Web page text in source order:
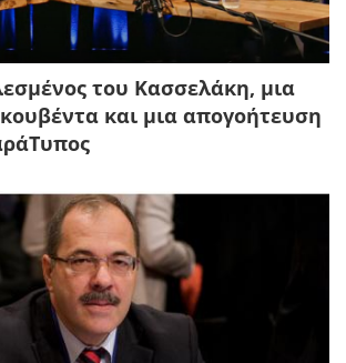
του Κασσελάκη, μια
και μια απογοήτευση